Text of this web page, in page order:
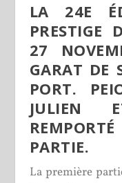
LA 24E
PRESTIGE
27
GARAT DE
PORT.
JULIEN
PARTIE.
La première